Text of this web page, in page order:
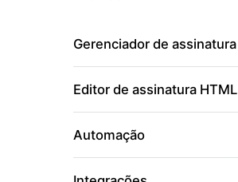
Gerenciador de assinatura
Editor de assinatura HTML
Automação